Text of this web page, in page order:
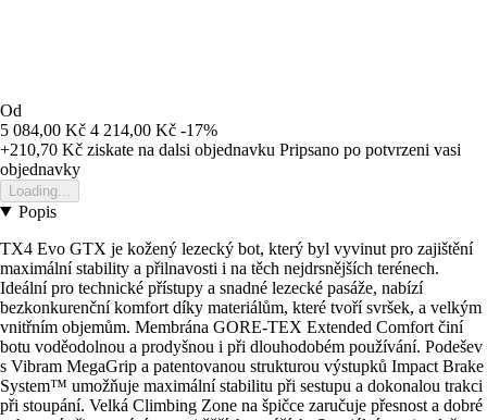
Od
5 084,00 Kč 4 214,00 Kč -17%
+210,70 Kč ziskate na dalsi objednavku Pripsano po potvrzeni vasi
objednavky
Loading...
Popis
TX4 Evo GTX je kožený lezecký bot, který byl vyvinut pro zajištění
maximální stability a přilnavosti i na těch nejdrsnějších terénech.
Ideální pro technické přístupy a snadné lezecké pasáže, nabízí
bezkonkurenční komfort díky materiálům, které tvoří svršek, a velkým
vnitřním objemům. Membrána GORE-TEX Extended Comfort činí
botu voděodolnou a prodyšnou i při dlouhodobém používání. Podešev
s Vibram MegaGrip a patentovanou strukturou výstupků Impact Brake
System™ umožňuje maximální stabilitu při sestupu a dokonalou trakci
při stoupání. Velká Climbing Zone na špičce zaručuje přesnost a dobré